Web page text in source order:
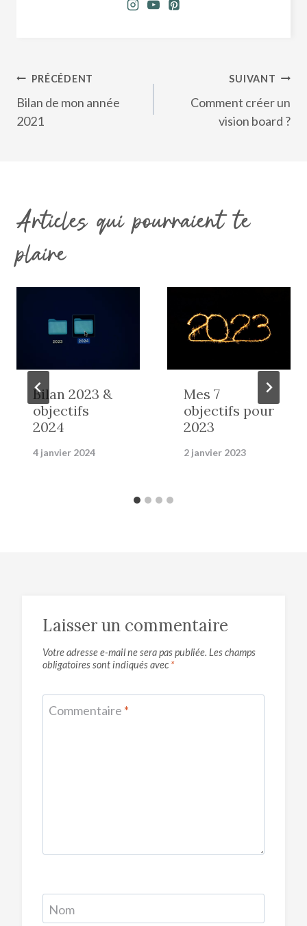
Navigation
de
l’article
PRÉCÉDENT
Bilan de mon année
2021
SUIVANT
Comment créer un
vision board ?
Articles qui pourraient te
plaire
Bilan 2023 &
objectifs
2024
4 janvier 2024
Mes 7
objectifs pour
2023
2 janvier 2023
Laisser un commentaire
Votre adresse e-mail ne sera pas publiée. Les champs
obligatoires sont indiqués avec *
Commentaire *
Nom